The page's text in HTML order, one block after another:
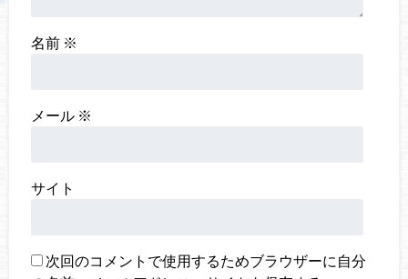
名前 ※
メール ※
サイト
次回のコメントで使用するためブラウザーに自分